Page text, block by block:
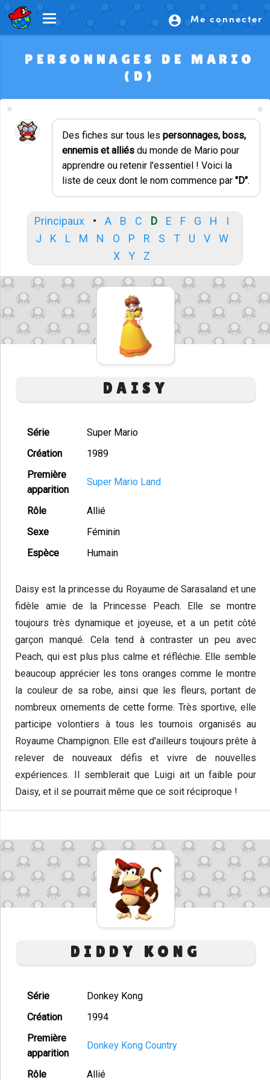
account_circle Me connecter
PERSONNAGES DE MARIO
(D)
Des fiches sur tous les personnages, boss,
ennemis et alliés du monde de Mario pour
apprendre ou retenir l'essentiel ! Voici la
liste de ceux dont le nom commence par "D".
Principaux • A B C D E F G H
I
J
K L M N O P R S T U V
W
X
Y Z
DAISY
Série
Super Mario
Création
1989
Première
apparition
Super Mario Land
Rôle
Allié
Sexe
Féminin
Espèce
Humain
Daisy est la princesse du Royaume de Sarasaland et une
fidèle amie de la Princesse Peach. Elle se montre
toujours très dynamique et joyeuse, et a un petit côté
garçon manqué. Cela tend à contraster un peu avec
Peach, qui est plus plus calme et réfléchie. Elle semble
beaucoup apprécier les tons oranges comme le montre
la couleur de sa robe, ainsi que les fleurs, portant de
nombreux ornements de cette forme. Très sportive, elle
participe volontiers à tous les tournois organisés au
Royaume Champignon. Elle est d'ailleurs toujours prête à
relever de nouveaux défis et vivre de nouvelles
expériences. Il semblerait que Luigi ait un faible pour
Daisy, et il se pourrait même que ce soit réciproque !
DIDDY KONG
Série
Donkey Kong
Création
1994
Première
apparition
Donkey Kong Country
Rôle Allié